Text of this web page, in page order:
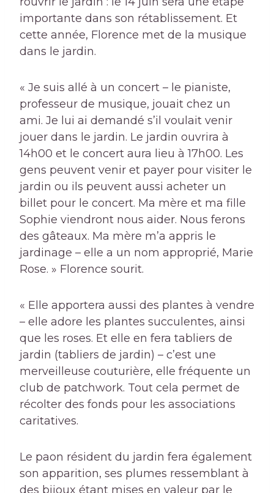
importante dans son rétablissement. Et
cette année, Florence met de la musique
dans le jardin.
« Je suis allé à un concert – le pianiste,
professeur de musique, jouait chez un
ami. Je lui ai demandé s’il voulait venir
jouer dans le jardin. Le jardin ouvrira à
14h00 et le concert aura lieu à 17h00. Les
gens peuvent venir et payer pour visiter le
jardin ou ils peuvent aussi acheter un
billet pour le concert. Ma mère et ma fille
Sophie viendront nous aider. Nous ferons
des gâteaux. Ma mère m’a appris le
jardinage – elle a un nom approprié, Marie
Rose. » Florence sourit.
« Elle apportera aussi des plantes à vendre
– elle adore les plantes succulentes, ainsi
que les roses. Et elle en fera tabliers de
jardin (tabliers de jardin) – c’est une
merveilleuse couturière, elle fréquente un
club de patchwork. Tout cela permet de
récolter des fonds pour les associations
caritatives.
Le paon résident du jardin fera également
son apparition, ses plumes ressemblant à
des bijoux étant mises en valeur par le